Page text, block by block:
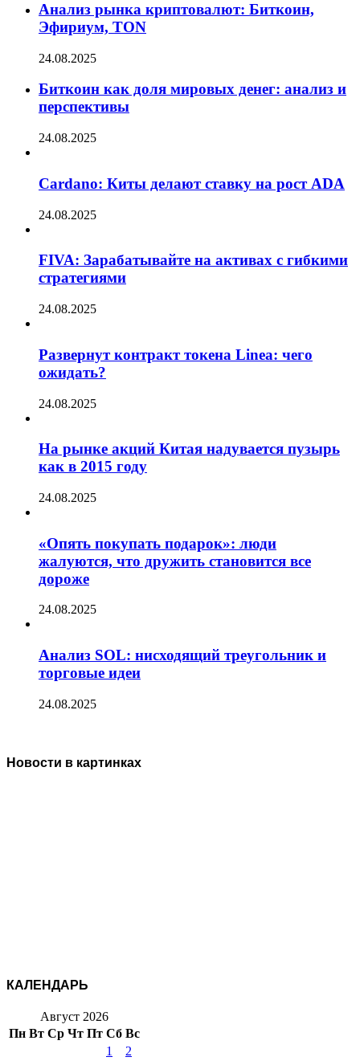
Анализ рынка криптовалют: Биткоин,
Эфириум, TON
24.08.2025
Биткоин как доля мировых денег: анализ и
перспективы
24.08.2025
Cardano: Киты делают ставку на рост ADA
24.08.2025
FIVA: Зарабатывайте на активах с гибкими
стратегиями
24.08.2025
Развернут контракт токена Linea: чего
ожидать?
24.08.2025
На рынке акций Китая надувается пузырь
как в 2015 году
24.08.2025
«Опять покупать подарок»: люди
жалуются, что дружить становится все
дороже
24.08.2025
Анализ SOL: нисходящий треугольник и
торговые идеи
24.08.2025
Новости в картинках
КАЛЕНДАРЬ
Август 2026
Пн Вт Ср Чт Пт Сб Вс
1
2